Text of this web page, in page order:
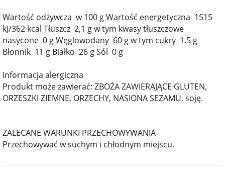
Wartość odżywcza w 100 g Wartość energetyczna 1515
kJ/362 kcal Tłuszcz 2,1 g w tym kwasy tłuszczowe
nasycone 0 g Węglowodany 60 g w tym cukry 1,5 g
Błonnik 11 g Białko 26 g Sól 0 g
Informacja alergiczna
Produkt może zawierać: ZBOŻA ZAWIERAJĄCE GLUTEN,
ORZESZKI ZIEMNE, ORZECHY, NASIONA SEZAMU, soję.
ZALECANE WARUNKI PRZECHOWYWANIA
Przechowywać w suchym i chłodnym miejscu.